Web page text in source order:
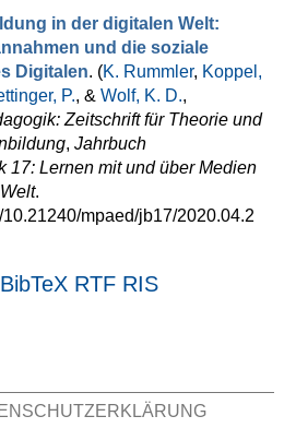
in der digitalen Welt:
und die soziale
Digitalen. (K. Rummler, Koppel,
P., & Wolf, K. D.,
Zeitschrift für Theorie und
, Jahrbuch
17: Lernen mit und über Medien
.
mpaed/jb17/2020.04.2
in der digitalen Welt: Über
BibTeX RTF RIS